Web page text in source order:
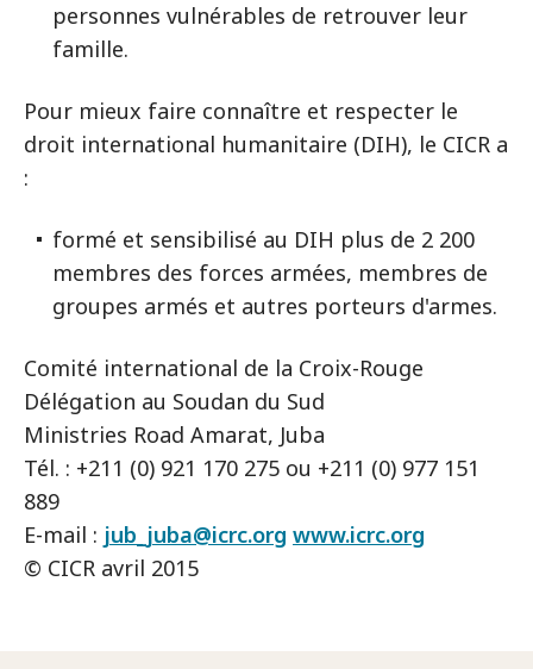
personnes vulnérables de retrouver leur
famille.
Pour mieux faire connaître et respecter le
droit international humanitaire (DIH), le CICR a
:
formé et sensibilisé au DIH plus de 2 200
membres des forces armées, membres de
groupes armés et autres porteurs d'armes.
Comité international de la Croix-Rouge
Délégation au Soudan du Sud
Ministries Road Amarat, Juba
Tél. : +211 (0) 921 170 275 ou +211 (0) 977 151
889
E-mail : jub_juba@icrc.org www.icrc.org
© CICR avril 2015